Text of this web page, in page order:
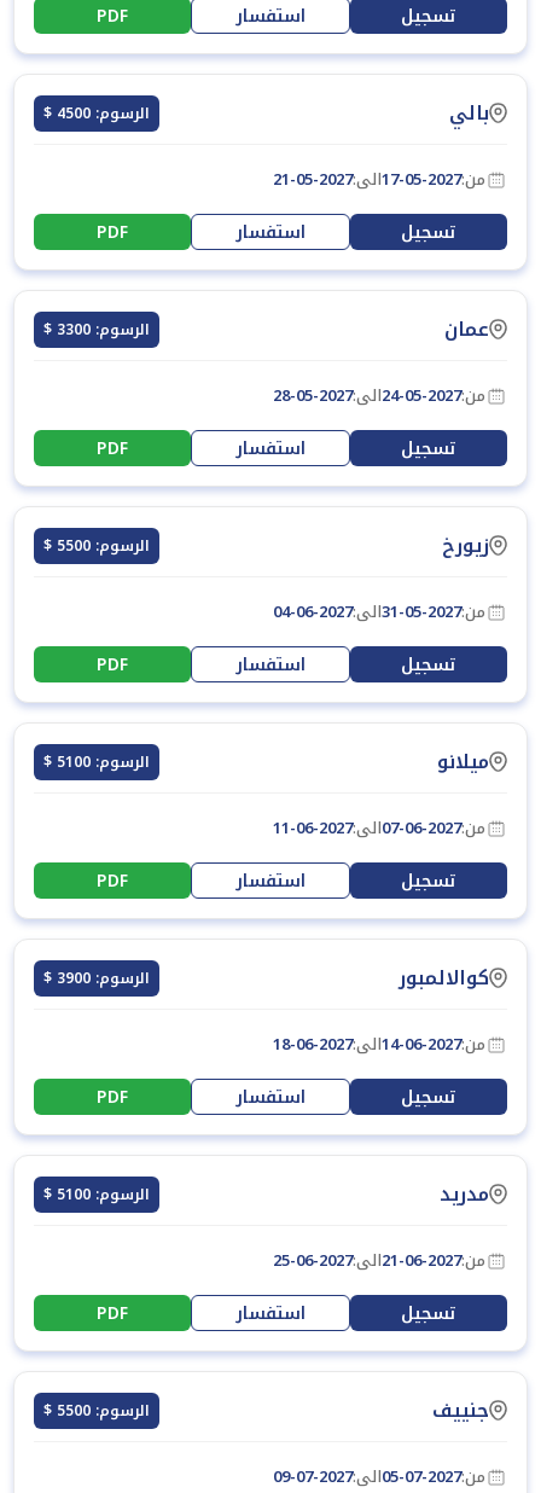
تسجيل استفسار PDF
بالي الرسوم: 4500 $
من:17-05-2027الى:21-05-2027
تسجيل استفسار PDF
عمان الرسوم: 3300 $
من:24-05-2027الى:28-05-2027
تسجيل استفسار PDF
زيورخ الرسوم: 5500 $
من:31-05-2027الى:04-06-2027
تسجيل استفسار PDF
ميلانو الرسوم: 5100 $
من:07-06-2027الى:11-06-2027
تسجيل استفسار PDF
كوالالمبور الرسوم: 3900 $
من:14-06-2027الى:18-06-2027
تسجيل استفسار PDF
مدريد الرسوم: 5100 $
من:21-06-2027الى:25-06-2027
تسجيل استفسار PDF
جنييف الرسوم: 5500 $
من:05-07-2027الى:09-07-2027